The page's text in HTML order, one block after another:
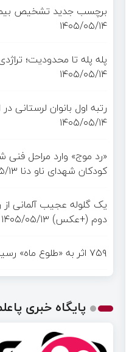
برچسب جدید تشخیص
۱۴۰۵/۰۵/۱۴
پله پله تا محدودیت؛
۱۴۰۵/۰۵/۱۴
رتبه اول بانوان لرستانی
۱۴۰۵/۰۵/۱۴
«رد موج» وارد مراحل فنی
کودکان شهدای ناو دنا
یک گلوله عجیب آلمانی
دوم (+عکس) ۱۴۰۵/۰۵/۱۳
۷۵۹ اثر به «طلوع ماه» رسید
پایگاه خبری